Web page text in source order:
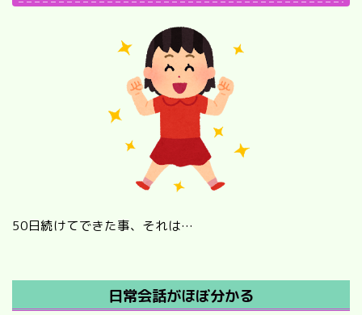
50日続けてできた事、それは…
日常会話がほぼ分かる